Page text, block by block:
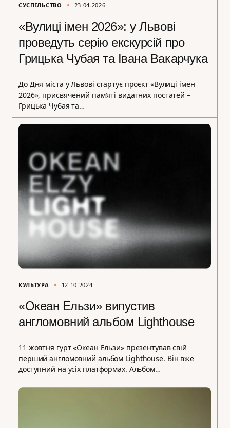
СУСПІЛЬСТВО 23.04.2026
«Вулиці імен 2026»: у Львові
проведуть серію екскурсій про
Грицька Чубая та Івана Вакарчука
До Дня міста у Львові стартує проєкт «Вулиці імен
2026», присвячений пам’яті видатних постатей –
Грицька Чубая та…
КУЛЬТУРА 12.10.2024
«Океан Ельзи» випустив
англомовний альбом Lighthouse
11 жовтня гурт «Океан Ельзи» презентував свій
перший англомовний альбом Lighthouse. Він вже
доступний на усіх платформах. Альбом…